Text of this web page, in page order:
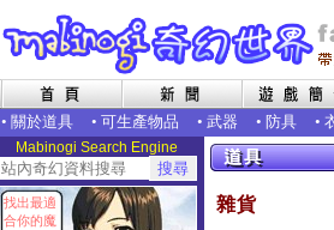
• 關於道具 • 可生產物品 • 武器 • 防具 •
Mabinogi Search Engine
找出最適
合你的魔
雜貨